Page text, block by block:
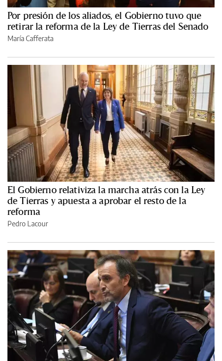
Por presión de los aliados, el Gobierno tuvo que
retirar la reforma de la Ley de Tierras del Senado
María Cafferata
El Gobierno relativiza la marcha atrás con la Ley
de Tierras y apuesta a aprobar el resto de la
reforma
Pedro Lacour